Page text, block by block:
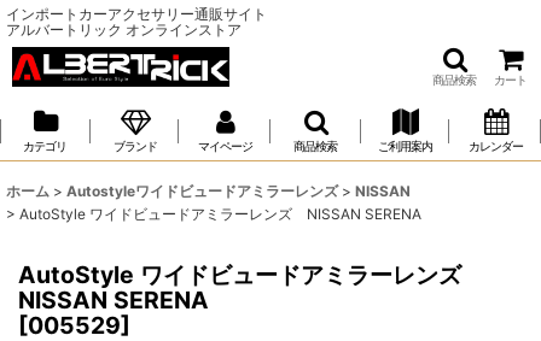
インポートカーアクセサリー通販サイト
アルバートリック オンラインストア
商品検索 カート
カテゴリ ブランド マイページ 商品検索 ご利用案内 カレンダー
ホーム > Autostyleワイドビュードアミラーレンズ > NISSAN
> AutoStyle ワイドビュードアミラーレンズ NISSAN SERENA
AutoStyle ワイドビュードアミラーレンズ
NISSAN SERENA
[005529]